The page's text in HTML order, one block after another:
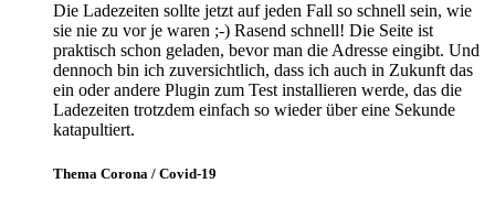
Die Ladezeiten sollte jetzt auf jeden Fall so schnell sein, wie
sie nie zu vor je waren ;-) Rasend schnell! Die Seite ist
praktisch schon geladen, bevor man die Adresse eingibt. Und
dennoch bin ich zuversichtlich, dass ich auch in Zukunft das
ein oder andere Plugin zum Test installieren werde, das die
Ladezeiten trotzdem einfach so wieder über eine Sekunde
katapultiert.
Thema Corona / Covid-19